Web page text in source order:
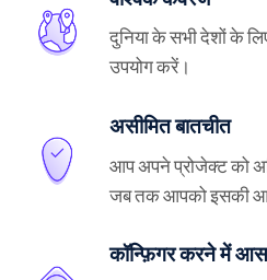
दुनिया के सभी देशों के
उपयोग करें।
असीमित बातचीत
आप अपने प्रोजेक्ट को
जब तक आपको इसकी
कॉन्फ़िगर करने में